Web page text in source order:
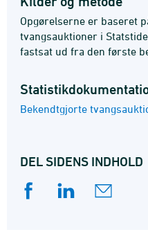
Opgørelserne er baseret
tvangsauktioner i
fastsat ud fra den første
Bekendtgjorte
DEL SIDENS INDHOLD